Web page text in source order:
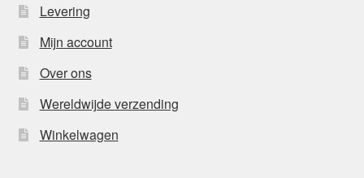
Levering
Mijn account
Over ons
Wereldwijde verzending
Winkelwagen